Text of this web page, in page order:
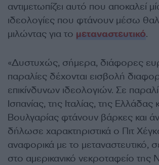
αντιμετωπίζει αυτό που αποκαλεί
ιδεολογίες που φτάνουν μέσω
μιλώντας για το μεταναστευτικό.
«Δυστυχώς, σήμερα, διάφορες
παραλίες δέχονται εισβολή
επικίνδυνων ιδεολογιών. Σε
Ισπανίας, της Ιταλίας, της Ελλάδας
Βουλγαρίας φτάνουν βάρκες και
δήλωσε χαρακτηριστικά ο Πιτ
αναφορικά με το μεταναστευτικό,
στο αμερικανικό νεκροταφείο της